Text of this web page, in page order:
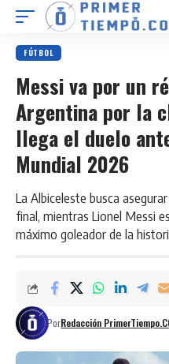
FÚTBOL
Messi va por un
Argentina por la
llega el duelo
Mundial 2026
La Albiceleste busca
final, mientras Lionel Messi
máximo goleador de la
PorRedacción